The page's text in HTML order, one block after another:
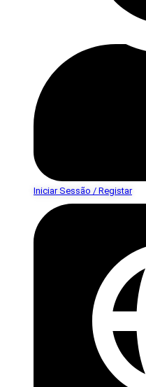
Iniciar Sessão / Registar